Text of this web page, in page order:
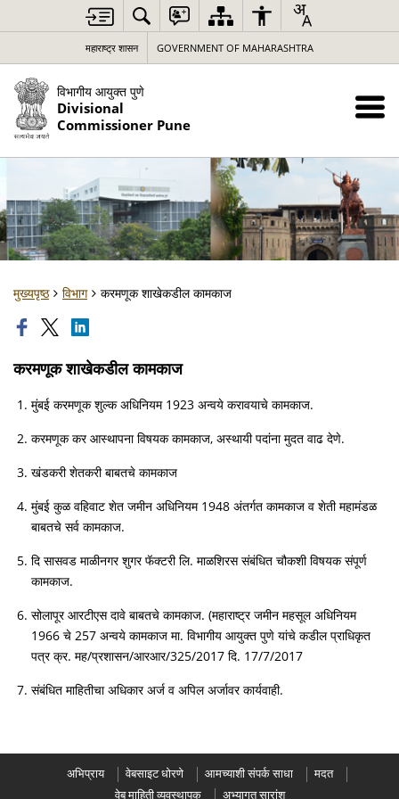
महाराष्ट्र शासन GOVERNMENT OF MAHARASHTRA
विभागीय आयुक्त पुणे
Divisional
Commissioner Pune
मुख्यपृष्ठ विभाग करमणूक शाखेकडील कामकाज
करमणूक शाखेकडील कामकाज
मुंबई करमणूक शुल्क अधिनियम 1923 अन्वये करावयाचे कामकाज.
करमणूक कर आस्थापना विषयक कामकाज, अस्थायी पदांना मुदत वाढ देणे.
खंडकरी शेतकरी बाबतचे कामकाज
मुंबई कुळ वहिवाट शेत जमीन अधिनियम 1948 अंतर्गत कामकाज व शेती महामंडळ
बाबतचे सर्व कामकाज.
दि सासवड माळीनगर शुगर फॅक्टरी लि. माळशिरस संबंधित चौकशी विषयक संपूर्ण
कामकाज.
सोलापूर आरटीएस दावे बाबतचे कामकाज. (महाराष्ट्र जमीन महसूल अधिनियम
1966 चे 257 अन्वये कामकाज मा. विभागीय आयुक्त पुणे यांचे कडील प्राधिकृत
पत्र क्र. मह/प्रशासन/आरआर/325/2017 दि. 17/7/2017
संबंधित माहितीचा अधिकार अर्ज व अपिल अर्जावर कार्यवाही.
अभिप्राय वेबसाइट धोरणे आमच्याशी संपर्क साधा
मदत
वेब माहिती व्यवस्थापक
अभ्यागत सारांश